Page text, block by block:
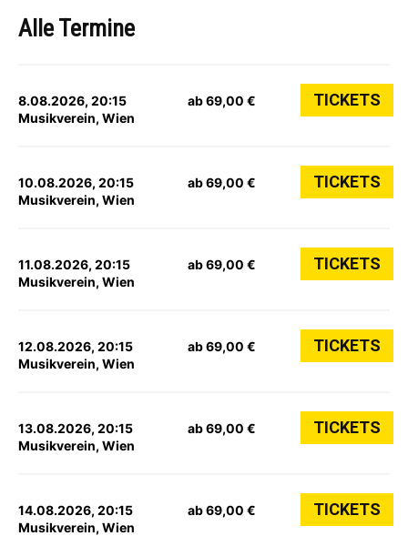
Alle Termine
8.08.2026, 20:15
Musikverein, Wien
ab 69,00 € TICKETS
10.08.2026, 20:15
Musikverein, Wien
ab 69,00 € TICKETS
11.08.2026, 20:15
Musikverein, Wien
ab 69,00 € TICKETS
12.08.2026, 20:15
Musikverein, Wien
ab 69,00 € TICKETS
13.08.2026, 20:15
Musikverein, Wien
ab 69,00 € TICKETS
14.08.2026, 20:15
Musikverein, Wien
ab 69,00 € TICKETS